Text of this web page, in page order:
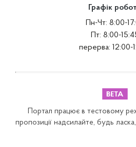
Графік
Пн-Чт: 8:00-
Пт: 8:00-
перерва: 12:00-
Портал працює в тестовому
пропозиції надсилайте, будь